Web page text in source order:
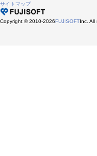
サイトマップ
Copyright © 2010-2026FUJISOFTInc. All